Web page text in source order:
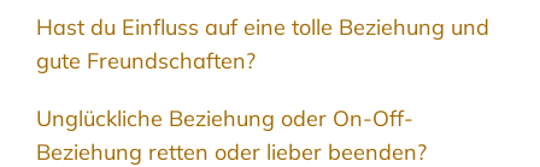
Hast du Einfluss auf eine tolle Beziehung und
gute Freundschaften?
Unglückliche Beziehung oder On-Off-
Beziehung retten oder lieber beenden?